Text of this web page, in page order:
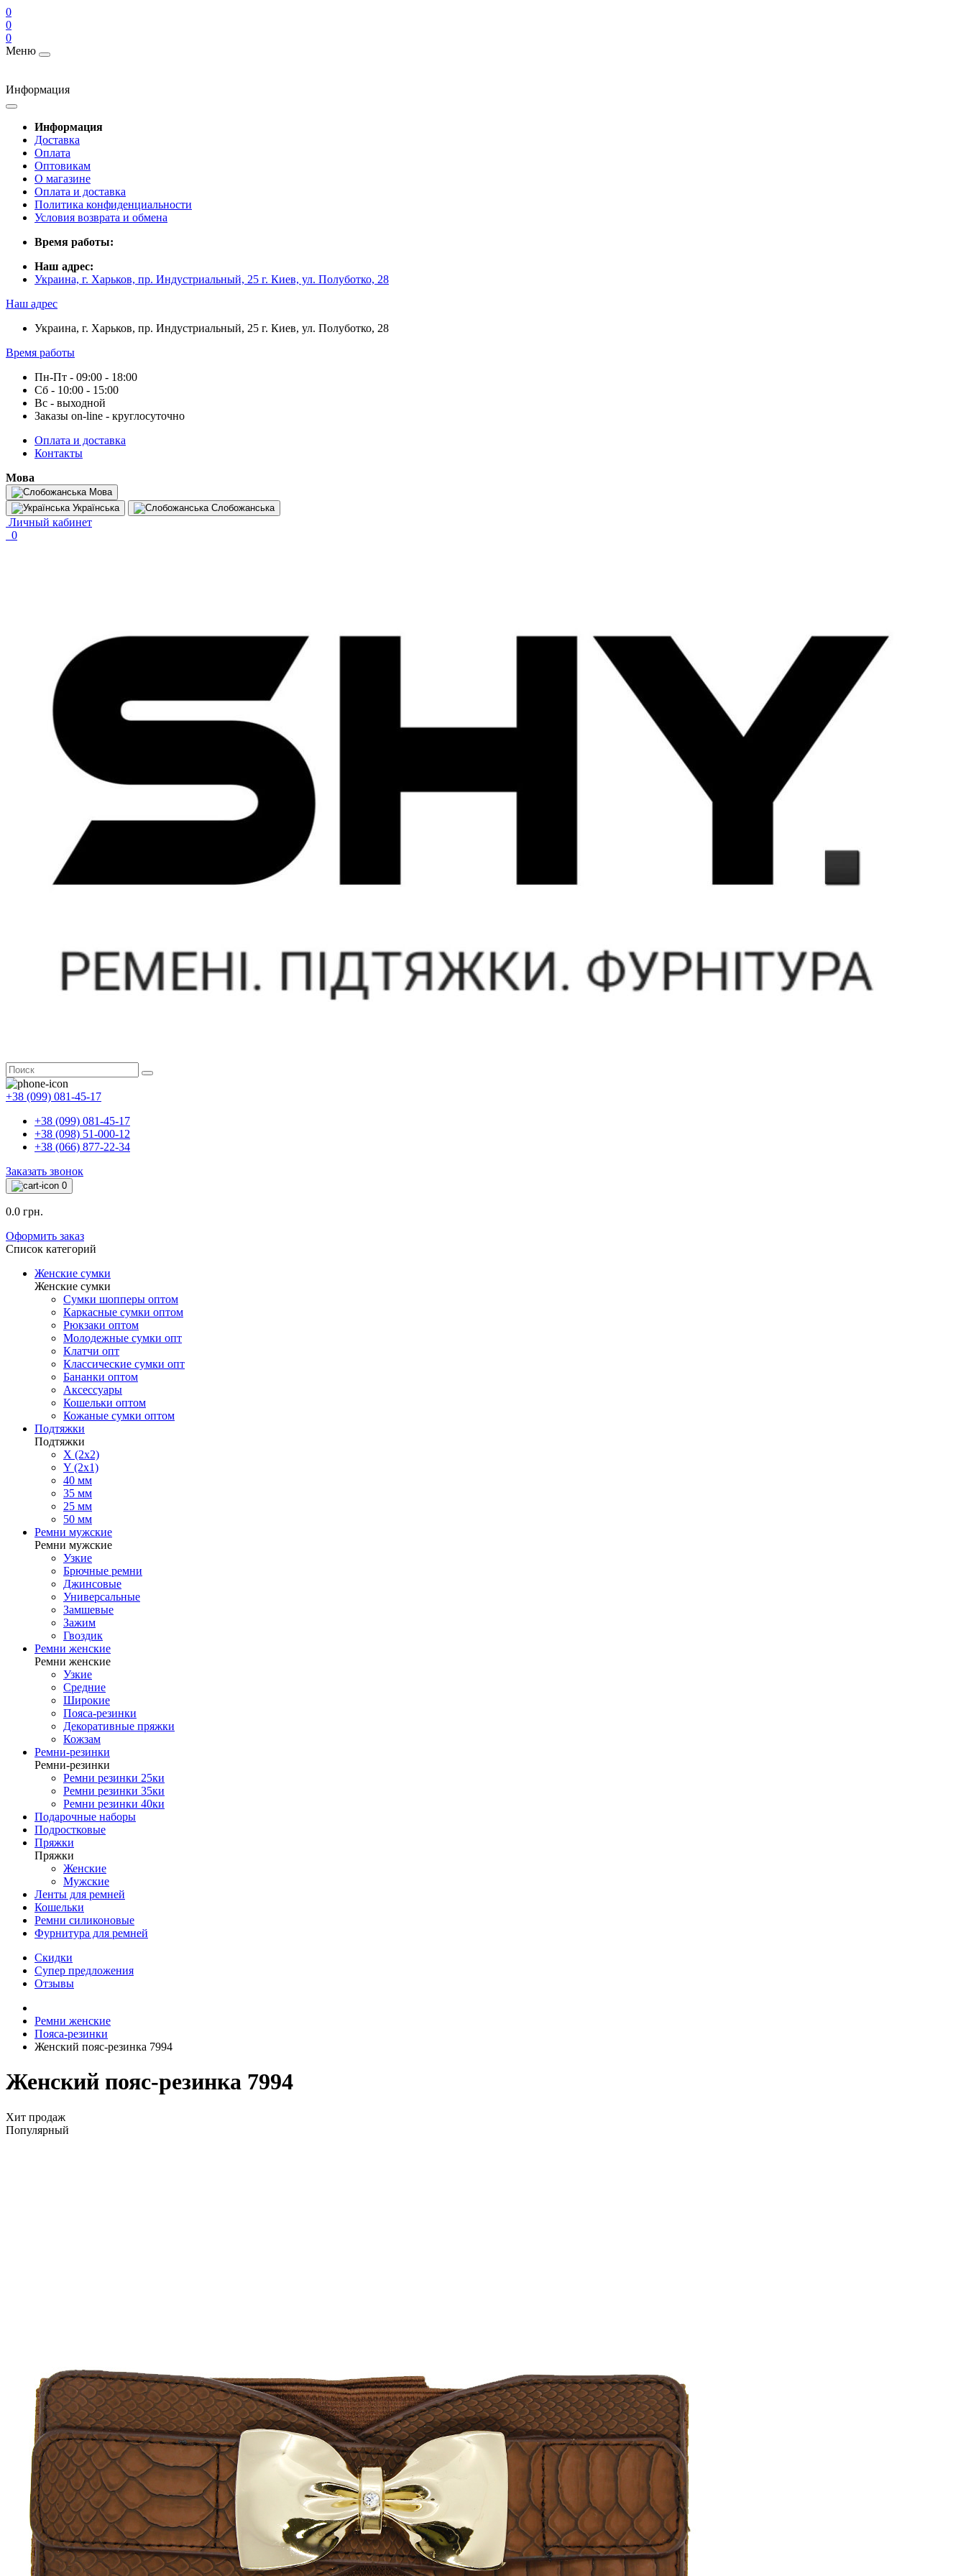
0
0
0
Меню
Информация
Информация
Доставка
Оплата
Оптовикам
О магазине
Оплата и доставка
Политика конфиденциальности
Условия возврата и обмена
Время работы:
Наш адрес:
Украина, г. Харьков, пр. Индустриальный, 25 г. Киев, ул. Полуботко, 28
Наш адрес
Украина, г. Харьков, пр. Индустриальный, 25 г. Киев, ул. Полуботко, 28
Время работы
Пн-Пт - 09:00 - 18:00
Сб - 10:00 - 15:00
Вс - выходной
Заказы on-line - круглосуточно
Оплата и доставка
Контакты
Мова
Мова
Українська
Слобожанська
Личный кабинет
0
+38 (099) 081-45-17
+38 (099) 081-45-17
+38 (098) 51-000-12
+38 (066) 877-22-34
Заказать звонок
0
0.0 грн.
Оформить заказ
Список категорий
Женские сумки
Женские сумки
Сумки шопперы оптом
Каркасные сумки оптом
Рюкзаки оптом
Молодежные сумки опт
Клатчи опт
Классические сумки опт
Бананки оптом
Аксессуары
Кошельки оптом
Кожаные сумки оптом
Подтяжки
Подтяжки
X (2x2)
Y (2x1)
40 мм
35 мм
25 мм
50 мм
Ремни мужские
Ремни мужские
Узкие
Брючные ремни
Джинсовые
Универсальные
Замшевые
Зажим
Гвоздик
Ремни женские
Ремни женские
Узкие
Средние
Широкие
Пояса-резинки
Декоративные пряжки
Кожзам
Ремни-резинки
Ремни-резинки
Ремни резинки 25ки
Ремни резинки 35ки
Ремни резинки 40ки
Подарочные наборы
Подростковые
Пряжки
Пряжки
Женские
Мужские
Ленты для ремней
Кошельки
Ремни силиконовые
Фурнитура для ремней
Скидки
Супер предложения
Отзывы
Ремни женские
Пояса-резинки
Женский пояс-резинка 7994
Женский пояс-резинка 7994
Хит продаж
Популярный